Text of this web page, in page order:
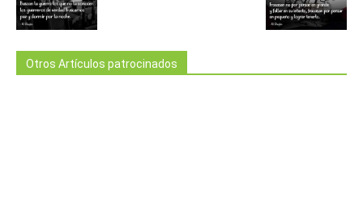
Otros Artículos patrocinados